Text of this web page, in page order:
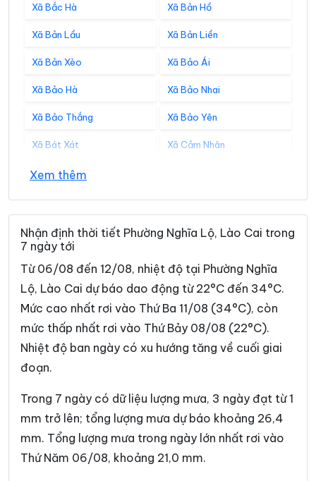
Xã Bắc Hà Xã Bản Hồ
Xã Bản Lầu Xã Bản Liền
Xã Bản Xèo Xã Bảo Ái
Xã Bảo Hà Xã Bảo Nhai
Xã Bảo Thắng Xã Bảo Yên
Xã Bát Xát Xã Cảm Nhân
Xã Cao Sơn
Xã Chấn Thịnh Xã Châu Quế
Xã Chế Tạo Xã Chiềng Ken
Xã Cốc Lầu
Xã Dền Sáng Xã Đông Cuông
Xã Dương Quỳ Xã Gia Hội
Xã Gia Phú Xã Hạnh Phúc
Xã Hợp Thành
Xã Khánh Hòa Xã Khánh Yên
Xã Khao Mang Xã Lâm Giang
Xã Lâm Thượng Xã Lao Chải
Xem thêm
Nhận định thời tiết Phường Nghĩa Lộ, Lào Cai trong
7 ngày tới
Từ 06/08 đến 12/08, nhiệt độ tại Phường Nghĩa
Lộ, Lào Cai dự báo dao động từ 22°C đến 34°C.
Mức cao nhất rơi vào Thứ Ba 11/08 (34°C), còn
mức thấp nhất rơi vào Thứ Bảy 08/08 (22°C).
Nhiệt độ ban ngày có xu hướng tăng về cuối giai
đoạn.
Trong 7 ngày có dữ liệu lượng mưa, 3 ngày đạt từ 1
mm trở lên; tổng lượng mưa dự báo khoảng 26,4
mm. Tổng lượng mưa trong ngày lớn nhất rơi vào
Thứ Năm 06/08, khoảng 21,0 mm.